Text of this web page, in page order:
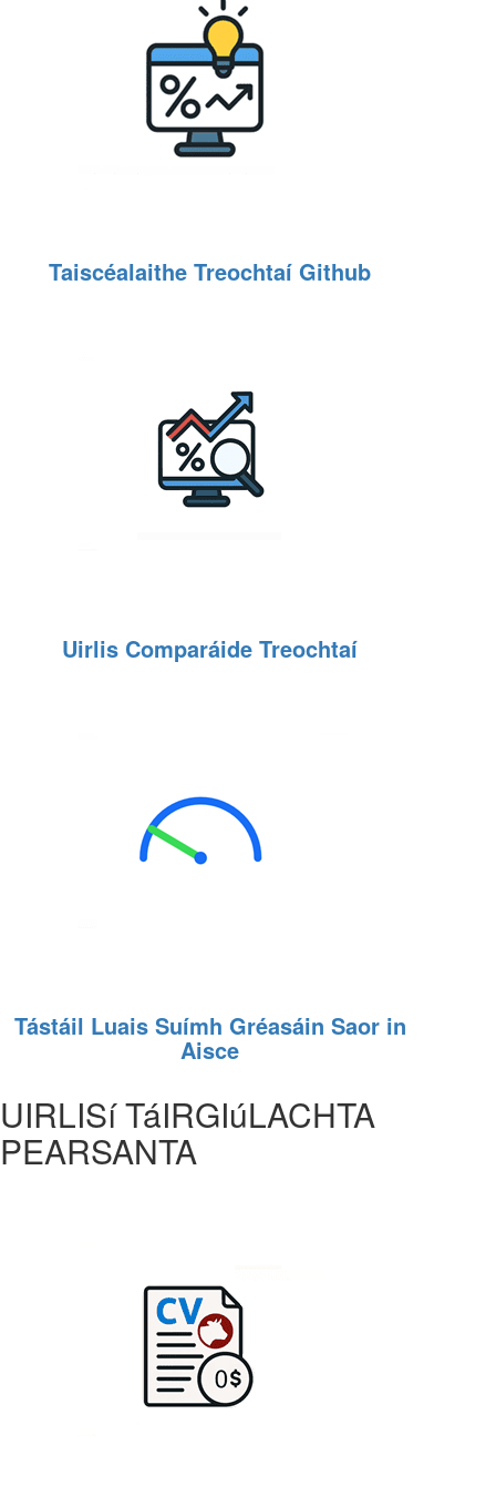
Taiscéalaithe Treochtaí Github
Uirlis Comparáide Treochtaí
Tástáil Luais Suímh Gréasáin Saor in
Aisce
UIRLISí TáIRGIúLACHTA
PEARSANTA